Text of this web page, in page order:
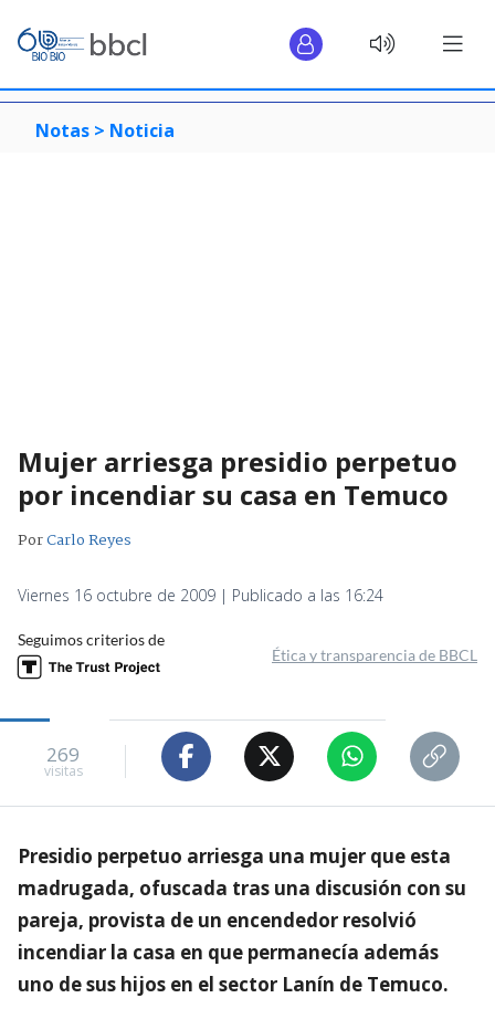
Notas > Noticia
Mujer arriesga presidio perpetuo
por incendiar su casa en Temuco
PorCarlo Reyes
Viernes 16 octubre de 2009 | Publicado a las 16:24
Seguimos criterios de
Ética y transparencia de BBCL
269
visitas
Presidio perpetuo arriesga una mujer que esta
madrugada, ofuscada tras una discusión con su
pareja, provista de un encendedor resolvió
incendiar la casa en que permanecía además
uno de sus hijos en el sector Lanín de Temuco.